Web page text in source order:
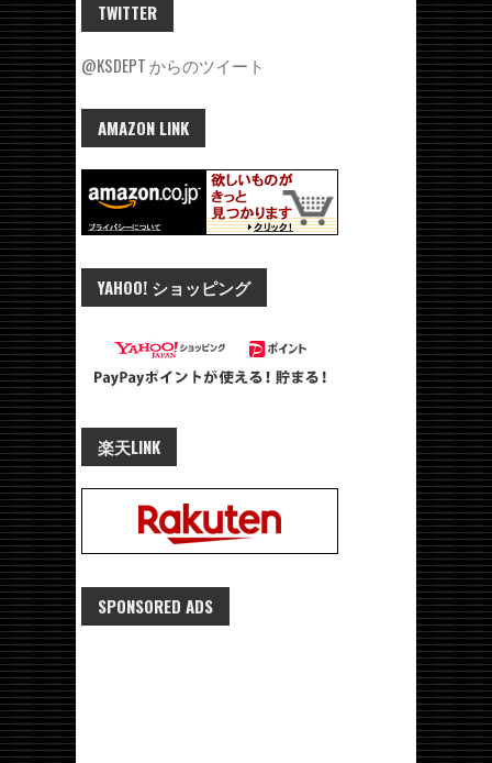
TWITTER
@KSDEPT からのツイート
AMAZON LINK
YAHOO! ショッピング
楽天LINK
SPONSORED ADS